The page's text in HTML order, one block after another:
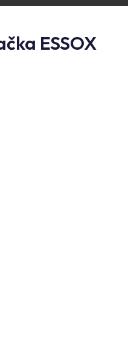
ESSOX